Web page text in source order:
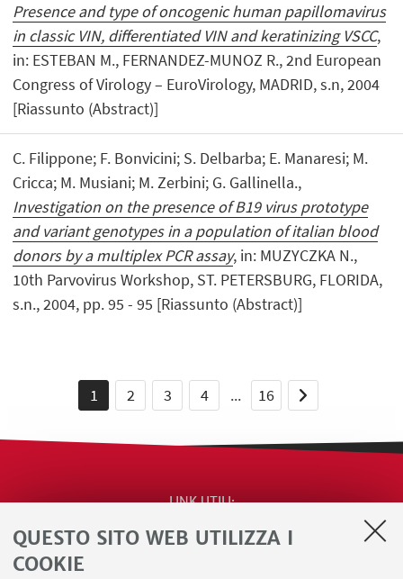
QUESTO SITO WEB UTILIZZA I
COOKIE
Presence and type of oncogenic human papillomavirus
in classic VIN, differentiated VIN and keratinizing VSCC,
in: ESTEBAN M., FERNANDEZ-MUNOZ R., 2nd European
Congress of Virology – EuroVirology, MADRID, s.n, 2004
[Riassunto (Abstract)]
C. Filippone; F. Bonvicini; S. Delbarba; E. Manaresi; M.
Cricca; M. Musiani; M. Zerbini; G. Gallinella.,
Investigation on the presence of B19 virus prototype
and variant genotypes in a population of italian blood
donors by a multiplex PCR assay, in: MUZYCZKA N.,
10th Parvovirus Workshop, ST. PETERSBURG, FLORIDA,
s.n., 2004, pp. 95 - 95 [Riassunto (Abstract)]
1 2 3 4 ... 16
LINK UTILI
Contatti